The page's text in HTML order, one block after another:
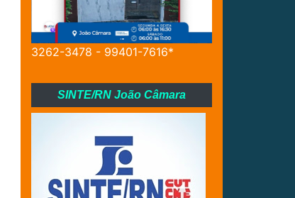
3262-3478 - 99401-7616*
SINTE/RN João Câmara